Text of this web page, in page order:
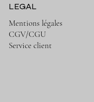
LEGAL
Mentions légales
CGV/CGU
Service client